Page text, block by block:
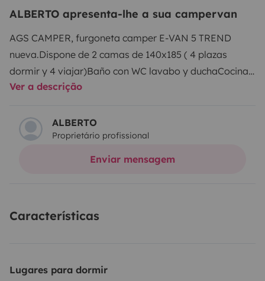
ALBERTO apresenta-lhe a sua campervan
AGS CAMPER, furgoneta camper E-VAN 5 TREND
nueva.Dispone de 2 camas de 140x185 ( 4 plazas
dormir y 4 viajar)Baño con WC lavabo y duchaCocina
equipada con menaje
ya disfruta una aventura inolvidable
Ver a descrição
ALBERTO
Proprietário profissional
Enviar mensagem
Características
Lugares para dormir